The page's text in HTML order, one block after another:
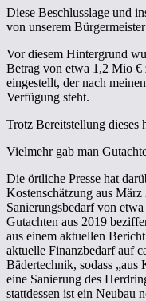
Diese Beschlusslage und
von unserem
Vor diesem Hintergrund
Betrag von etwa 1,2 Mio €
eingestellt, der nach
Verfügung steht.
Trotz Bereitstellung dieses
Vielmehr gab man
Die örtliche Presse hat
Kostenschätzung aus
Sanierungsbedarf von
Gutachten aus 2019
aus einem aktuellen
aktuelle Finanzbedarf auf
Bädertechnik, sodass
eine Sanierung des
stattdessen ist ein Neubau